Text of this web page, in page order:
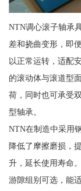
NTN调心滚子轴承
差和挠曲变形，即
以正常运转，适配
的滚动体与滚道型
荷，同时也可承受
型轴承。
NTN在制造中采用
降低了摩擦磨损，
升，延长使用寿命
游隙组别可选，能